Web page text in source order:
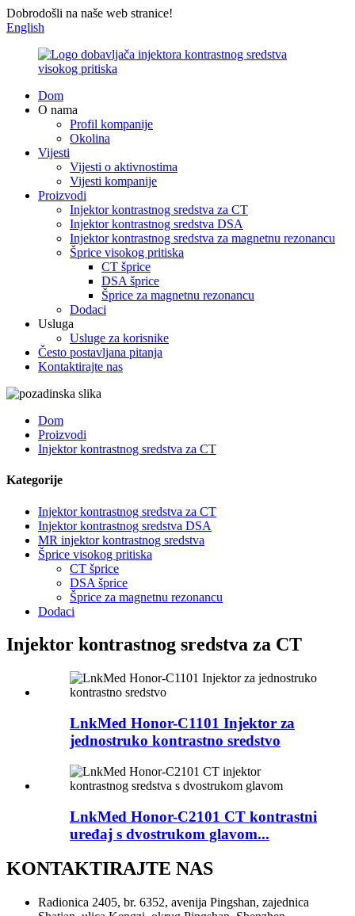
Dobrodošli na naše web stranice!
English
Dom
O nama
Profil kompanije
Okolina
Vijesti
Vijesti o aktivnostima
Vijesti kompanije
Proizvodi
Injektor kontrastnog sredstva za CT
Injektor kontrastnog sredstva DSA
Injektor kontrastnog sredstva za magnetnu rezonancu
Šprice visokog pritiska
CT šprice
DSA šprice
Šprice za magnetnu rezonancu
Dodaci
Usluga
Usluge za korisnike
Često postavljana pitanja
Kontaktirajte nas
Dom
Proizvodi
Injektor kontrastnog sredstva za CT
Kategorije
Injektor kontrastnog sredstva za CT
Injektor kontrastnog sredstva DSA
MR injektor kontrastnog sredstva
Šprice visokog pritiska
CT šprice
DSA šprice
Šprice za magnetnu rezonancu
Dodaci
Injektor kontrastnog sredstva za CT
LnkMed Honor-C1101 Injektor za
jednostruko kontrastno sredstvo
LnkMed Honor-C2101 CT kontrastni
uređaj s dvostrukom glavom...
KONTAKTIRAJTE NAS
Radionica 2405, br. 6352, avenija Pingshan, zajednica